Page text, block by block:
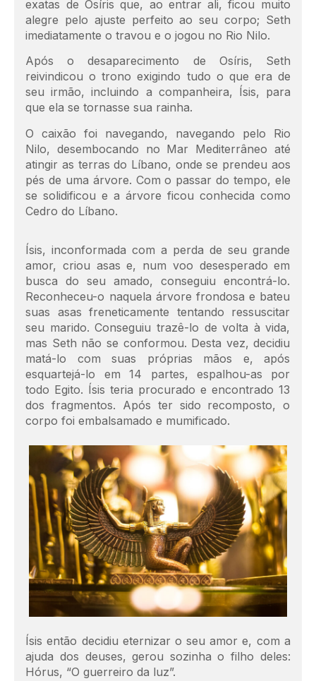
exatas de Osíris que, ao entrar ali, ficou muito
alegre pelo ajuste perfeito ao seu corpo; Seth
imediatamente o travou e o jogou no Rio Nilo.
Após o desaparecimento de Osíris, Seth
reivindicou o trono exigindo tudo o que era de
seu irmão, incluindo a companheira, Ísis, para
que ela se tornasse sua rainha.
O caixão foi navegando, navegando pelo Rio
Nilo, desembocando no Mar Mediterrâneo até
atingir as terras do Líbano, onde se prendeu aos
pés de uma árvore. Com o passar do tempo, ele
se solidificou e a árvore ficou conhecida como
Cedro do Líbano.
Ísis, inconformada com a perda de seu grande
amor, criou asas e, num voo desesperado em
busca do seu amado, conseguiu encontrá-lo.
Reconheceu-o naquela árvore frondosa e bateu
suas asas freneticamente tentando ressuscitar
seu marido. Conseguiu trazê-lo de volta à vida,
mas Seth não se conformou. Desta vez, decidiu
matá-lo com suas próprias mãos e, após
esquartejá-lo em 14 partes, espalhou-as por
todo Egito. Ísis teria procurado e encontrado 13
dos fragmentos. Após ter sido recomposto, o
corpo foi embalsamado e mumificado.
Ísis então decidiu eternizar o seu amor e, com a
ajuda dos deuses, gerou sozinha o filho deles:
Hórus, “O guerreiro da luz”.